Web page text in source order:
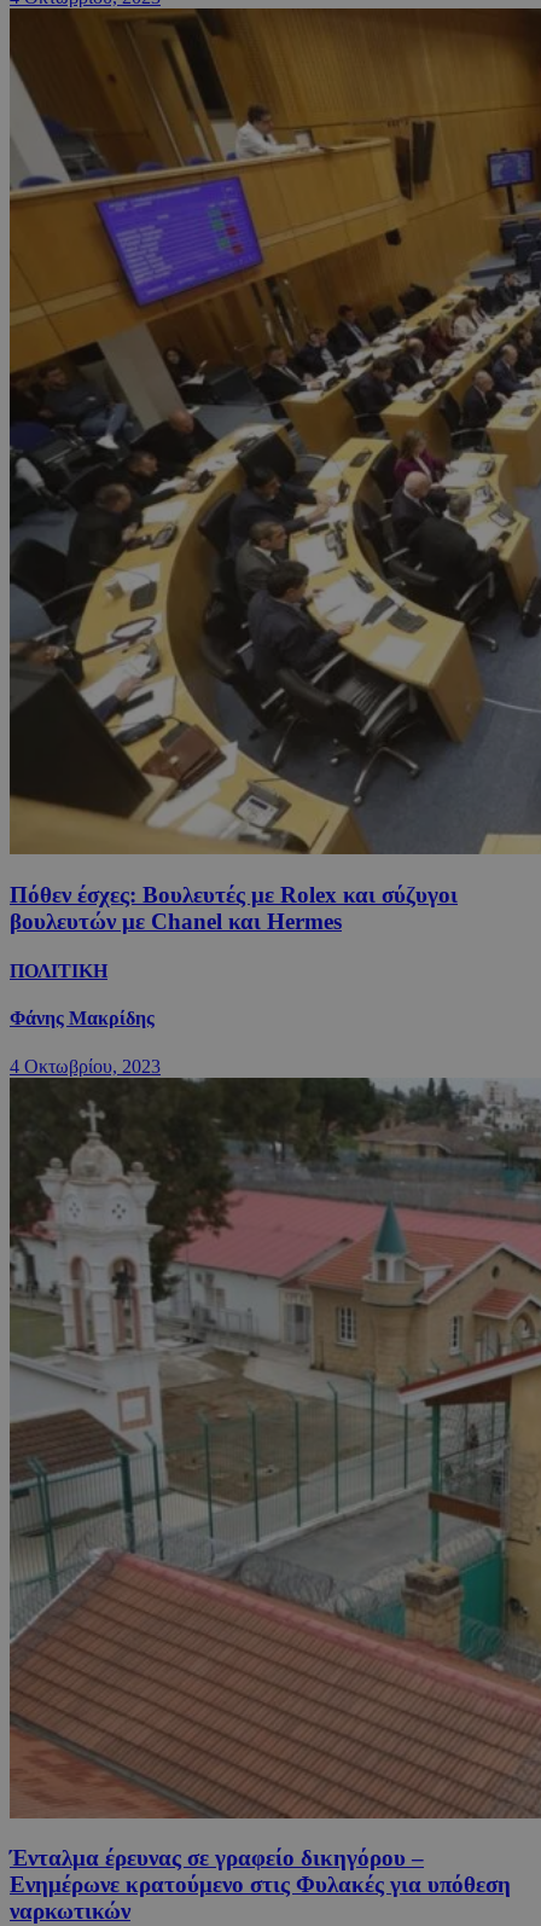
Πόθεν έσχες: Βουλευτές με Rolex και σύζυγοι
βουλευτών με Chanel και Hermes
ΠΟΛΙΤΙΚΗ
Φάνης Μακρίδης
4 Οκτωβρίου, 2023
Ένταλμα έρευνας σε γραφείο δικηγόρου –
Ενημέρωνε κρατούμενο στις Φυλακές για υπόθεση
ναρκωτικών